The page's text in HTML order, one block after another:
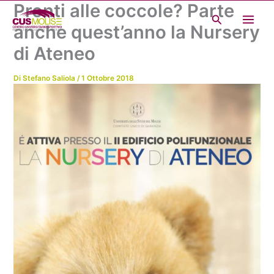
contenuto
Cerca
Pronti alle coccole? Parte
anche quest’anno la Nursery
di Ateneo
DiStefano Saliola/1 Ottobre 2018